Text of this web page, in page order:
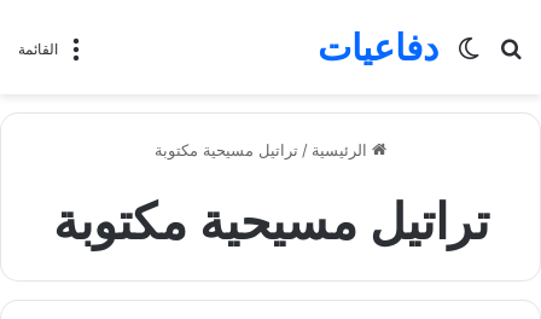
القائمة دفاعيات
بحث
الوضع
الرئيسية / تراتيل مسيحية مكتوبة
تراتيل مسيحية مكتوبة